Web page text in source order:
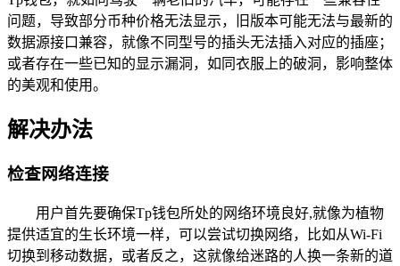
问题，导致部分币种价格无法显示，旧版本可能无法与最新的
数据源接口兼容，就像不同型号的插头无法插入对应的插座；
或者存在一些已知的显示漏洞，如同衣服上的破洞，影响整体
的美观和使用。
解决办法
检查网络连接
用户首先要确保Tp钱包所处的网络环境良好,就像为植物
提供适宜的生长环境一样，可以尝试切换网络，比如从Wi-Fi
切换到移动数据，或者反之，这就像给迷路的人换一条新的道